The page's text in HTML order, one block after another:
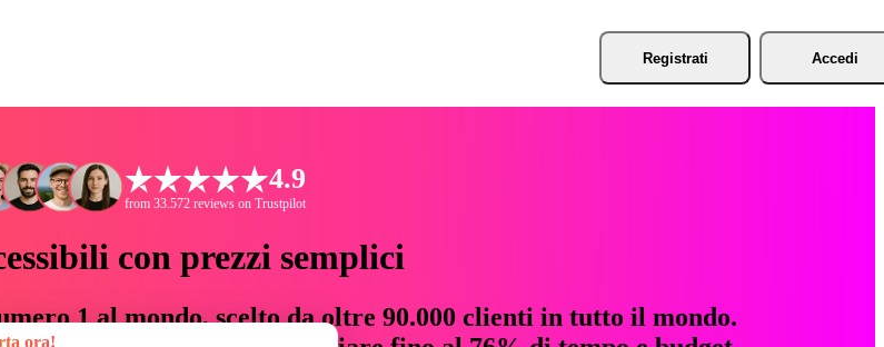
Registrati Accedi
4.9
from 33.572 reviews on Trustpilot
con prezzi semplici
1 al mondo, scelto da oltre 90.000 clienti in tutto il mondo.